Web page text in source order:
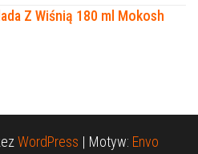
Z Wiśnią 180 ml Mokosh
WordPress | Motyw: Envo